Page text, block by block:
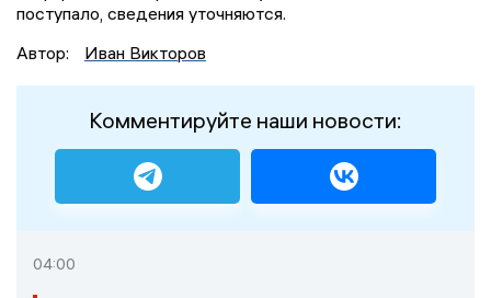
поступало, сведения уточняются.
Автор:
Иван Викторов
Комментируйте наши новости:
04:00